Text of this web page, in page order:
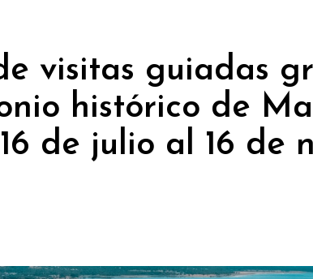
visitas guiadas
histórico de
de julio al 16 de